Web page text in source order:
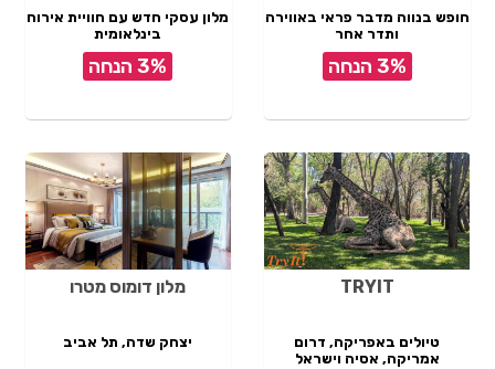
חופש בנווה מדבר פראי באווירה
ותדר אחר
3% הנחה
מלון עסקי חדש עם חוויית אירוח
בינלאומית
3% הנחה
TRYIT
טיולים באפריקה, דרום
אמריקה, אסיה וישראל
מלון דומוס מטרו
יצחק שדה, תל אביב